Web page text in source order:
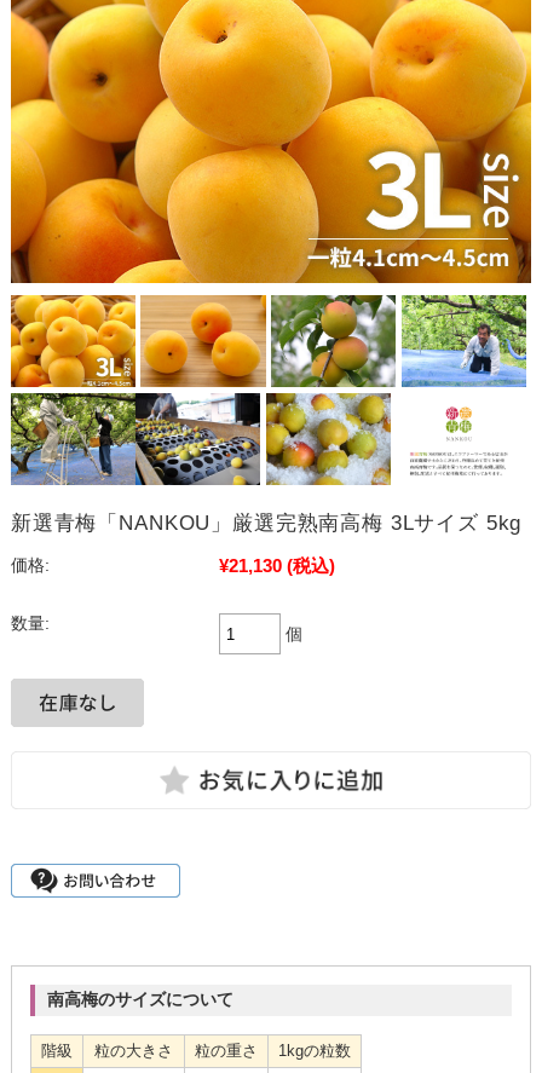
新選青梅「NANKOU」厳選完熟南高梅 3Lサイズ 5kg
価格: ¥21,130 (税込)
数量:
個
南高梅のサイズについて
階級 粒の大きさ 粒の重さ
1kgの粒数